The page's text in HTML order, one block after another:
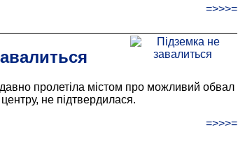
=>>>=
пролетіла містом про можливий обвал
не підтвердилася.
=>>>=